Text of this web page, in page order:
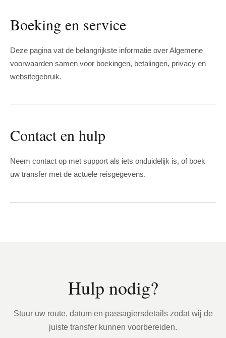
Boeking en service
Deze pagina vat de belangrijkste informatie over Algemene
voorwaarden samen voor boekingen, betalingen, privacy en
websitegebruik.
Contact en hulp
Neem contact op met support als iets onduidelijk is, of boek
uw transfer met de actuele reisgegevens.
Hulp nodig?
Stuur uw route, datum en passagiersdetails zodat wij de
juiste transfer kunnen voorbereiden.